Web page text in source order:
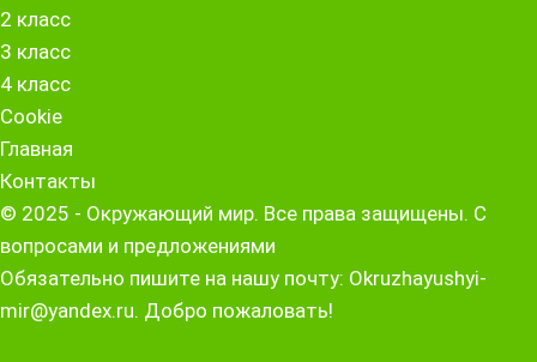
2 класс
3 класс
4 класс
Cookie
Главная
Контакты
© 2025 - Окружающий мир. Все права защищены. С
вопросами и предложениями
Обязательно пишите на нашу почту: Okruzhayushyi-
mir@yandex.ru. Добро пожаловать!